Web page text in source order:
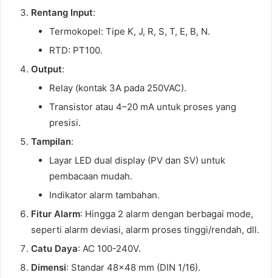
Rentang Input:
Termokopel: Tipe K, J, R, S, T, E, B, N.
RTD: PT100.
Output:
Relay (kontak 3A pada 250VAC).
Transistor atau 4–20 mA untuk proses yang
presisi.
Tampilan:
Layar LED dual display (PV dan SV) untuk
pembacaan mudah.
Indikator alarm tambahan.
Fitur Alarm: Hingga 2 alarm dengan berbagai mode,
seperti alarm deviasi, alarm proses tinggi/rendah, dll.
Catu Daya: AC 100-240V.
Dimensi: Standar 48×48 mm (DIN 1/16).